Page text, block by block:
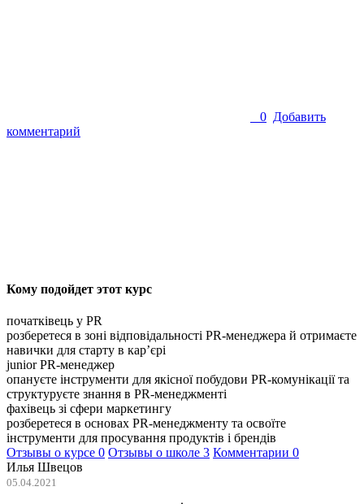
0 Добавить
комментарий
Кому подойдет этот курс
початківець у PR
розберетеся в зоні відповідальності PR-менеджера й отримаєте
навички для старту в кар’єрі
junior PR-менеджер
опануєте інструменти для якісної побудови PR-комунікації та
структуруєте знання в PR-менеджменті
фахівець зі сфери маркетингу
розберетеся в основах PR-менеджменту та освоїте
інструменти для просування продуктів і брендів
Отзывы о курсе 0 Отзывы о школе 3 Комментарии 0
Илья Швецов
05.04.2021